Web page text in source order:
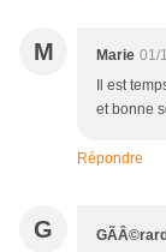
M Marie 01/
Il est
et bonne
Répondre
G GÃÂ©rard